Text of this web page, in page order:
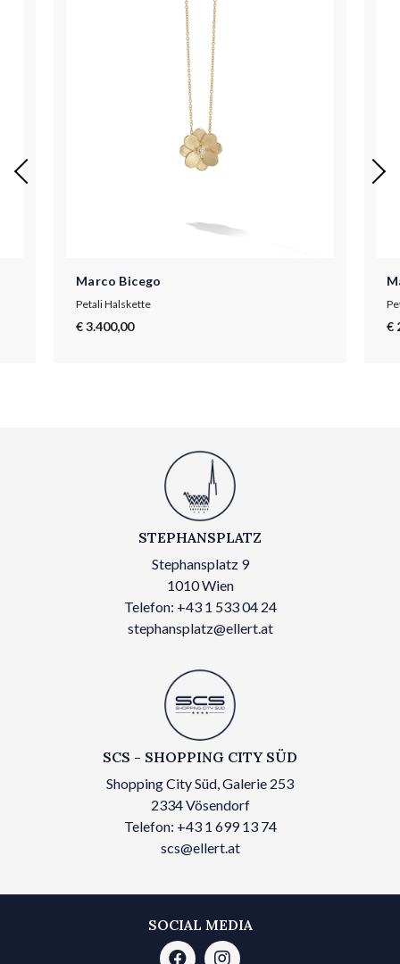
Marco Bicego
Petali Halskette
€ 3.400,00 €
STEPHANSPLATZ
Stephansplatz 9
1010 Wien
Telefon: +43 1 533 04 24
stephansplatz@ellert.at
SCS - SHOPPING CITY SÜD
Shopping City Süd, Galerie 253
2334 Vösendorf
Telefon: +43 1 699 13 74
scs@ellert.at
SOCIAL MEDIA